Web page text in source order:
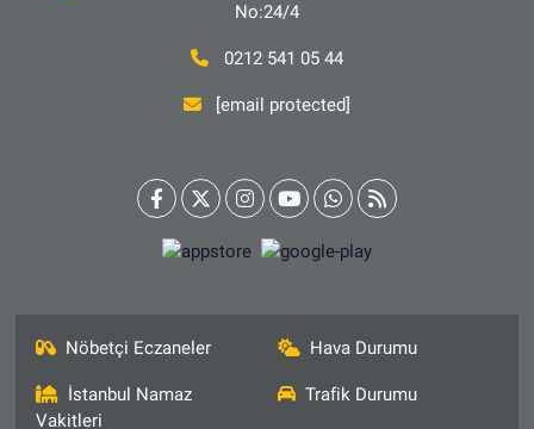
No:24/4
0212 541 05 44
[email protected]
Nöbetçi Eczaneler Hava Durumu
İstanbul Namaz
Vakitleri
Trafik Durumu